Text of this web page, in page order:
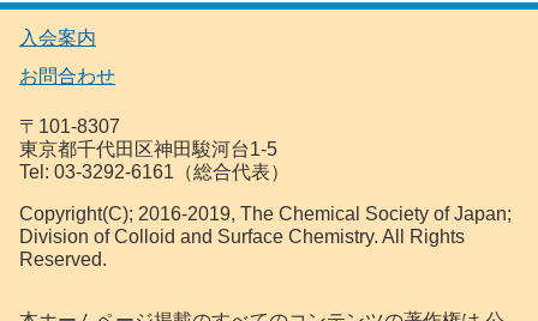
入会案内
お問合わせ
〒101-8307
東京都千代田区神田駿河台1-5
Tel: 03-3292-6161（総合代表）
Copyright(C); 2016-2019, The Chemical Society of Japan;
Division of Colloid and Surface Chemistry. All Rights
Reserved.